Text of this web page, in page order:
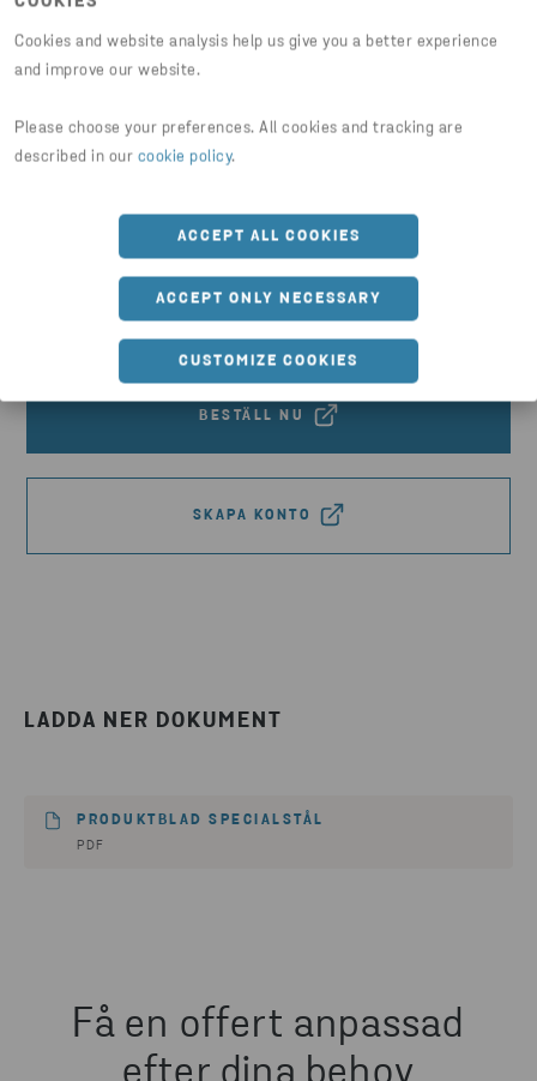
Cookies and website analysis help us give you a better experience
and improve our website.
Please choose your preferences. All cookies and tracking are
described in our cookie policy.
ACCEPT ALL COOKIES
ACCEPT ONLY NECESSARY
CUSTOMIZE COOKIES
leverans av produkter och tjänster
Se teknisk produktinformation för hela
Med hög sökbarhet hittar du enkelt rätt produkt
utifrån dina krav
Behöver du dokumentation och CO2-data? Det
BESTÄLL NU
SKAPA KONTO
LADDA NER DOKUMENT
PRODUKTBLAD SPECIALSTÅL
PDF
Få en offert anpassad